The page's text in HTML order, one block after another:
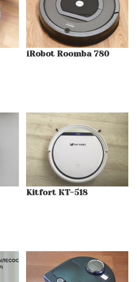
iRobot Roomba 780
Kitfort КТ-518